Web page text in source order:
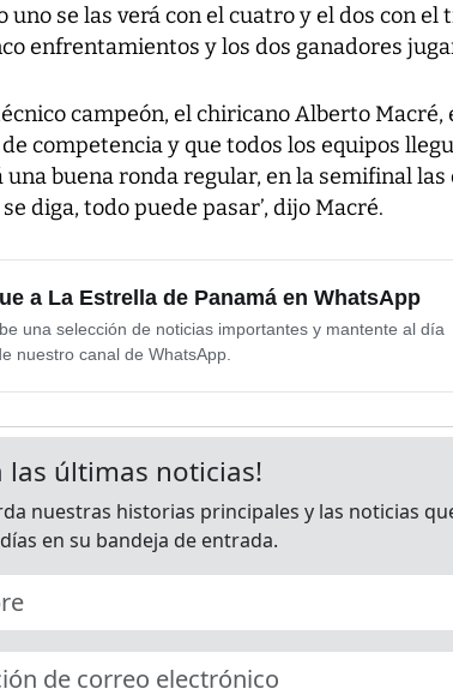
uno se las verá con el cuatro y el dos con el
enfrentamientos y los dos ganadores
campeón, el chiricano Alberto Macré,
competencia y que todos los equipos
una buena ronda regular, en la semifinal
diga, todo puede pasar’, dijo Macré.
a La Estrella de Panamá en WhatsApp
una selección de noticias importantes y mantente al día
nuestro canal de WhatsApp.